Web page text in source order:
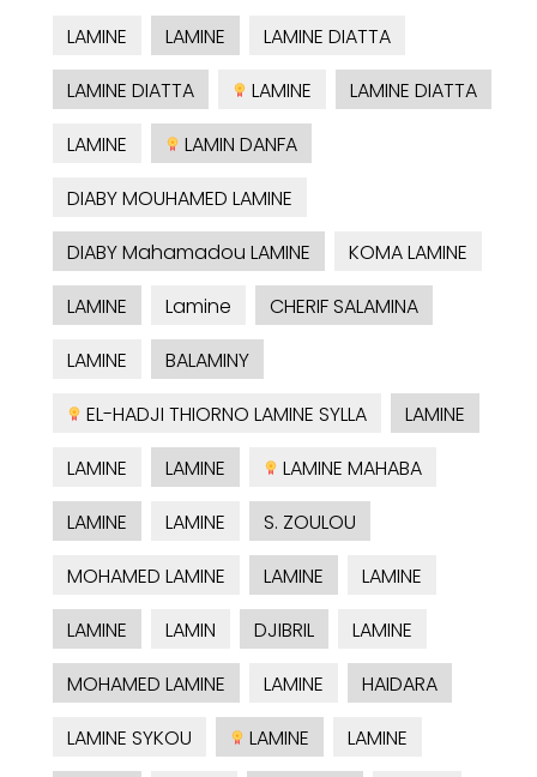
LAMINE LAMINE
LAMINE DIATTA
LAMINE DIATTA
LAMINE
LAMINE DIATTA
LAMINE
LAMIN DANFA
DIABY MOUHAMED LAMINE
DIABY Mahamadou LAMINE
KOMA LAMINE
LAMINE
Lamine
CHERIF SALAMINA
LAMINE
BALAMINY
EL-HADJI THIORNO LAMINE SYLLA
LAMINE
LAMINE
LAMINE
LAMINE MAHABA
LAMINE
LAMINE
S. ZOULOU
MOHAMED LAMINE
LAMINE
LAMINE
LAMINE
LAMIN DJIBRIL
LAMINE
MOHAMED LAMINE
LAMINE
HAIDARA
LAMINE SYKOU
LAMINE
LAMINE